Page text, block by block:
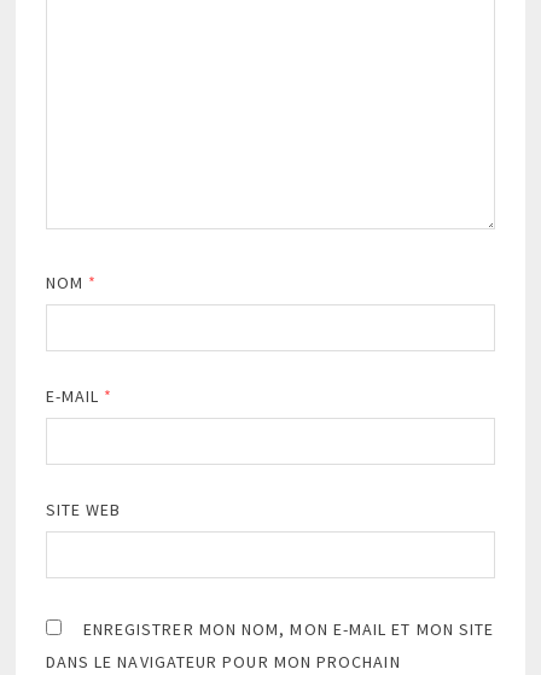
NOM *
E-MAIL *
SITE WEB
ENREGISTRER MON NOM, MON E-MAIL ET MON SITE
DANS LE NAVIGATEUR POUR MON PROCHAIN